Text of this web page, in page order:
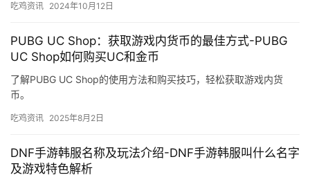
吃鸡资讯 2024年10月12日
PUBG UC Shop：获取游戏内货币的最佳方式-PUBG
UC Shop如何购买UC和金币
了解PUBG UC Shop的使用方法和购买技巧，轻松获取游戏内货
币。
吃鸡资讯 2025年8月2日
DNF手游韩服名称及玩法介绍-DNF手游韩服叫什么名字
及游戏特色解析